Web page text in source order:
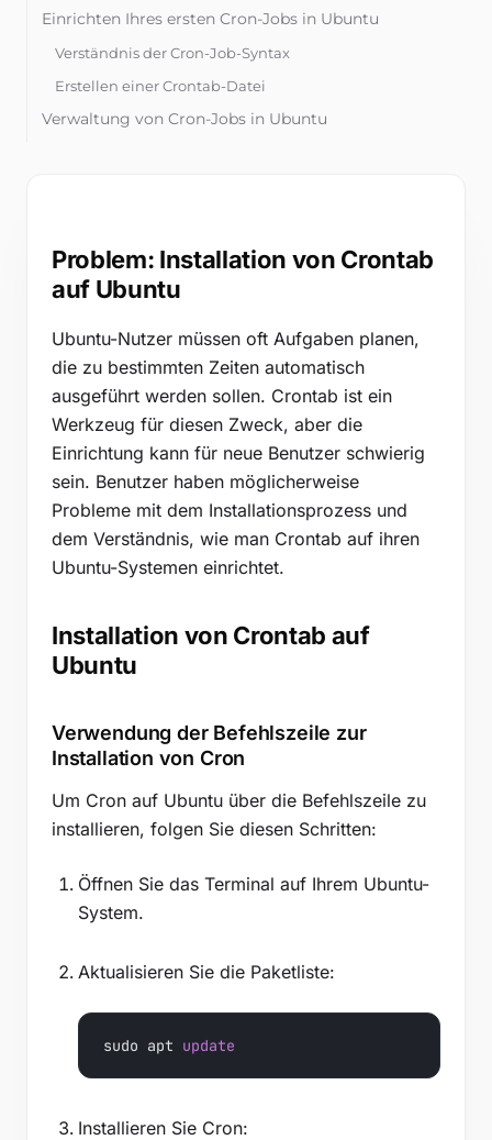
Kontaktieren Sie uns
Wissensdatenbank
Kostenlos testen
Einrichten Ihres ersten Cron-Jobs in Ubuntu
Verständnis der Cron-Job-Syntax
Erstellen einer Crontab-Datei
Verwaltung von Cron-Jobs in Ubuntu
Fortgeschrittene Cron-Nutzung in Ubuntu
Systemweite Crontab-Dateien
Fehlerbehebung bei Cron-Jobs in Ubuntu
Überprüfen von Cron-Protokollen
Häufige Cron-Job-Fehler und Lösungen
Alternative Methoden zur Aufgabenplanung in
Ubuntu
Verwendung von Systemd-Timern
At-Befehl für einmalige Aufgabenplanung
Bewährte Praktiken für die Verwendung von Cron in
Problem: Installation von Crontab
auf Ubuntu
Ubuntu-Nutzer müssen oft Aufgaben planen,
die zu bestimmten Zeiten automatisch
ausgeführt werden sollen. Crontab ist ein
Werkzeug für diesen Zweck, aber die
Einrichtung kann für neue Benutzer schwierig
sein. Benutzer haben möglicherweise
Probleme mit dem Installationsprozess und
dem Verständnis, wie man Crontab auf ihren
Ubuntu-Systemen einrichtet.
Installation von Crontab auf
Ubuntu
Verwendung der Befehlszeile zur
Installation von Cron
Um Cron auf Ubuntu über die Befehlszeile zu
installieren, folgen Sie diesen Schritten:
Öffnen Sie das Terminal auf Ihrem Ubuntu-
System.
Aktualisieren Sie die Paketliste:
sudo apt update
Installieren Sie Cron: